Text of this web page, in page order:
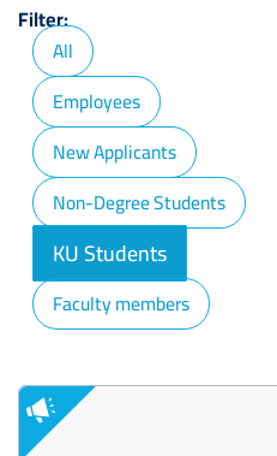
Filter:
All
Employees
New Applicants
Non-Degree Students
KU Students
Faculty members